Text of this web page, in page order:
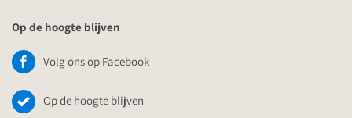
Op de hoogte blijven
Volg ons op Facebook
Op de hoogte blijven